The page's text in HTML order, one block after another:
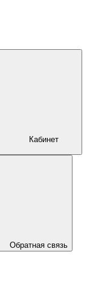
Кабинет
Обратная связь